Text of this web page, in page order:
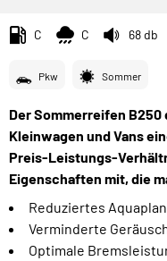
C C 68 db
Pkw Sommer
Der Sommerreifen
Kleinwagen und Vans
Preis-Leistungs-
Eigenschaften mit, die
Reduziertes
Verminderte
Optimale